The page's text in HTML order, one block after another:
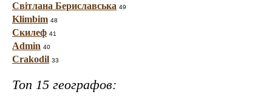
Світлана Бериславська 49
Klimbim 48
Скилеф 41
Admin 40
Crakodil 33
Топ 15 географов: